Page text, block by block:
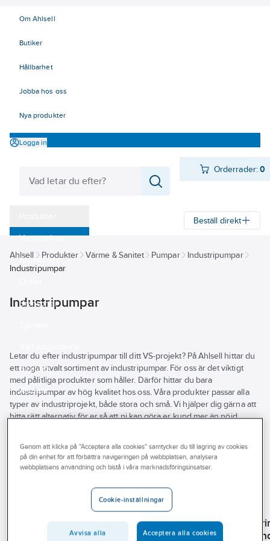
Om Ahlsell
Butiker
Hållbarhet
Jobba hos oss
Nya produkter
Logga in
Orderrader:0
Varumärken
Kampanjer
Branscher
Bli kund
Aktuellt
Beställ direkt
Ahlsell Produkter Värme & Sanitet Pumpar
Industripumpar
Industripumpar
Industripumpar
Letar du efter industripumpar till ditt VS-projekt? På Ahlsell hittar du
ett noga utvalt sortiment av industripumpar. För oss är det viktigt
med pålitliga produkter som håller. Därför hittar du bara
industripumpar av hög kvalitet hos oss. Våra produkter passar alla
typer av industriprojekt, både stora och små. Vi hjälper dig gärna att
hitta rätt alternativ för er så att ni kan göra er kund mer än nöjd.
Varumärke Egenskap
REACH – Fri från Kandidatämne
Vikt
Isolationsklass (IEC)
Se
alla Produkter (42)
TryckstegringspumpTryckstegringspump
CR15,
Genom att klicka på "Acceptera alla cookies" samtycker du till lagring av cookies
på din enhet för att förbättra navigeringen på webbplatsen, analysera
webbplatsens användning och bistå i våra marknadsföringsinsatser.
Cookie-inställningar
Avvisa alla Acceptera alla cookies